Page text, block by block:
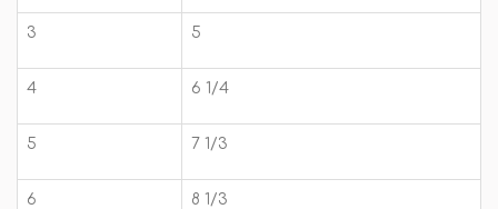
3 5
4 6 1/4
5 7 1/3
6 8 1/3